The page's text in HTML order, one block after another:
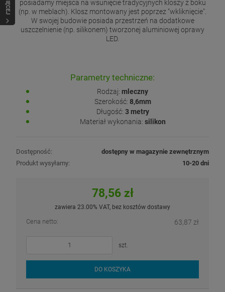
WIĘCEJ
posiadamy miejsca na wsunięcie tradycyjnych kloszy z boku
(np. w meblach). Klosz montowany jest poprzez "wkliknięcie".
W swojej budowie posiada przestrzeń na dodatkowe
uszczelnienie (np. silikonem) tworzonej aluminiowej oprawy
LED.
Parametry techniczne:
Rodzaj: mleczny
Szerokość: 8,6mm
Długość: 3 metry
Materiał wykonania: silikon
Dostępność:
dostępny w magazynie zewnętrznym
Produkt wysyłamy:
10-20 dni
78,56 zł
zawiera 23.00% VAT, bez kosztów dostawy
Cena netto: 63,87 zł
szt.
DO KOSZYKA